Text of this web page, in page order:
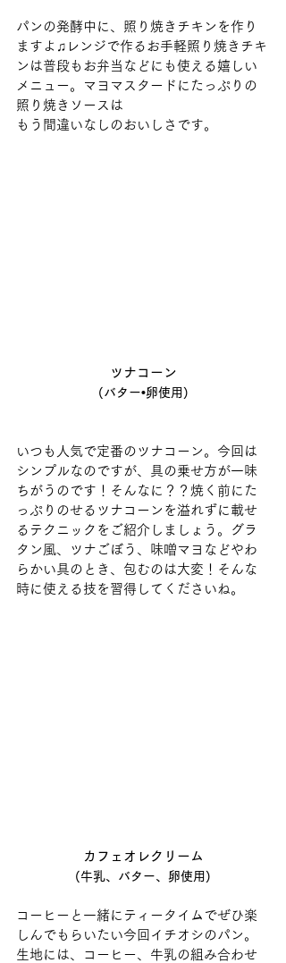
パンの発酵中に、照り焼きチキンを作り
ますよ♫レンジで作るお手軽照り焼きチキ
ンは普段もお弁当などにも使える嬉しい
メニュー。マヨマスタードにたっぷりの
照り焼きソースは
もう間違いなしのおいしさです。
ツナコーン
(バター•卵使用)
いつも人気で定番のツナコーン。今回は
シンプルなのですが、具の乗せ方が一味
ちがうのです！そんなに？？焼く前にた
っぷりのせるツナコーンを溢れずに載せ
るテクニックをご紹介しましょう。グラ
タン風、ツナごぼう、味噌マヨなどやわ
らかい具のとき、包むのは大変！そんな
時に使える技を習得してくださいね。
カフェオレクリーム
(牛乳、バター、卵使用)
コーヒーと一緒にティータイムでぜひ楽
しんでもらいたい今回イチオシのパン。
生地には、コーヒー、牛乳の組み合わせ